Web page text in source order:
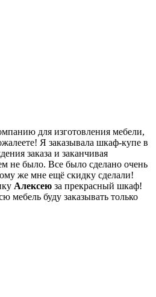
для изготовления мебели,
Я заказывала шкаф-купе в
заказа и заканчивая
не было. Все было сделано очень
же мне ещё скидку сделали!
Алексею за прекрасный шкаф!
мебель буду заказывать только